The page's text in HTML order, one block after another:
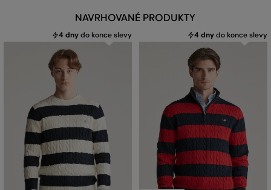
NAVRHOVANÉ PRODUKTY
4 dny do konce slevy 4 dny do konce slevy